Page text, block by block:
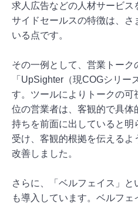
求人広告などの人材サービス
サイドセールスの特徴は、さ
いる点です。
その一例として、営業トーク
「UpSighter（現COGシリー
す。ツールによりトークの可
位の営業者は、客観的で具
持ちを前面に出していると明
受け、客観的根拠を伝える
改善しました。
さらに、「ベルフェイス」
も導入しています。ベルフ